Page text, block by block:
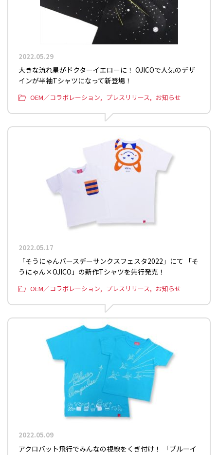
2022.05.29
大きな流れ星がドクターイエローに！ OJICOで人気のデザ
インが半袖Tシャツになって新登場！
OEM／コラボレーション プレスリリース お知らせ
2022.05.17
「そうにゃんバースデーサンクスフェスタ2022」にて 「そ
うにゃん×OJICO」の新作Tシャツを先行発売！
OEM／コラボレーション プレスリリース お知らせ
2022.05.09
アクロバット飛行でみんなの視線をくぎ付け！ 「ブルーイ